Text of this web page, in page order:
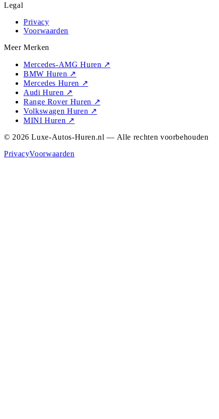
Legal
Privacy
Voorwaarden
Meer Merken
Mercedes-AMG Huren ↗
BMW Huren ↗
Mercedes Huren ↗
Audi Huren ↗
Range Rover Huren ↗
Volkswagen Huren ↗
MINI Huren ↗
© 2026 Luxe-Autos-Huren.nl — Alle rechten voorbehouden
PrivacyVoorwaarden